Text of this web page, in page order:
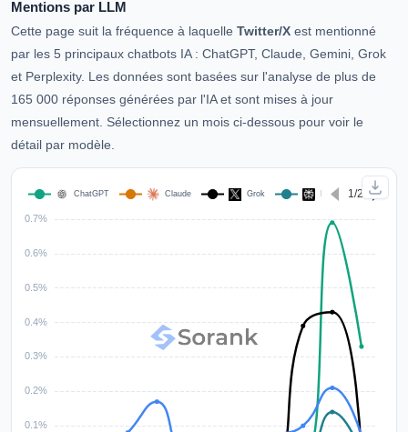
Mentions par LLM
Cette page suit la fréquence à laquelle Twitter/X est mentionné
par les 5 principaux chatbots IA : ChatGPT, Claude, Gemini, Grok
et Perplexity. Les données sont basées sur l'analyse de plus de
165 000 réponses générées par l'IA et sont mises à jour
mensuellement. Sélectionnez un mois ci-dessous pour voir le
détail par modèle.